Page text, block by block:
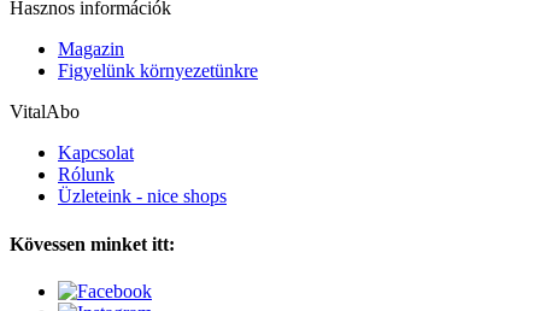
Hasznos információk
Magazin
Figyelünk környezetünkre
VitalAbo
Kapcsolat
Rólunk
Üzleteink - nice shops
Kövessen minket itt: